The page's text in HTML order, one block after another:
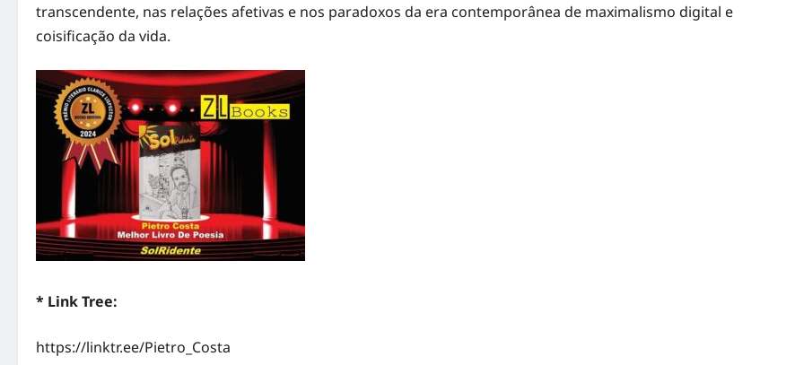
transcendente, nas relações afetivas e nos paradoxos da era contemporânea de maximalismo digital e
coisificação da vida.
* Link Tree:
https://linktr.ee/Pietro_Costa